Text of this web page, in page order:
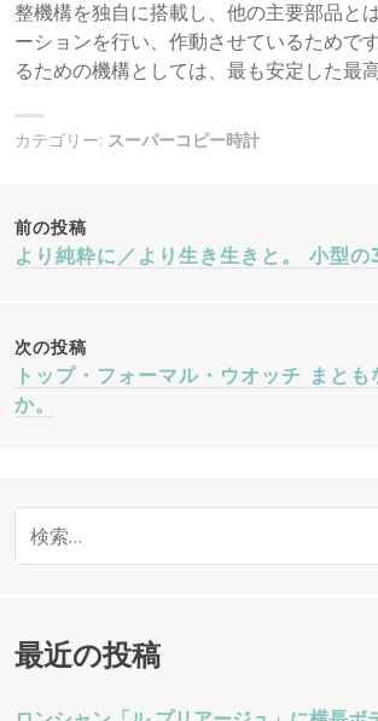
整機構を独自に搭載し、他の主要部品と
ーションを行い、作動させているためで
るための機構としては、最も安定した最
カテゴリー: スーパーコピー時計
投
ナ
ビ
ー
ョ
ン
前の投稿
より純粋に／より生き生きと。 小型の
次の投稿
トップ・フォーマル・ウオッチ まとも
か。
検
索
最近の投稿